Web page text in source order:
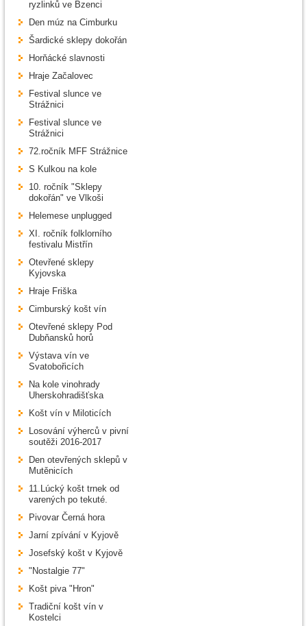
ryzlinků ve Bzenci
Den múz na Cimburku
Šardické sklepy dokořán
Horňácké slavnosti
Hraje Začalovec
Festival slunce ve
Strážnici
Festival slunce ve
Strážnici
72.ročník MFF Strážnice
S Kulkou na kole
10. ročník "Sklepy
dokořán" ve Vlkoši
Helemese unplugged
XI. ročník folklorního
festivalu Mistřín
Otevřené sklepy
Kyjovska
Hraje Friška
Cimburský košt vín
Otevřené sklepy Pod
Dubňansků horů
Výstava vín ve
Svatobořicích
Na kole vinohrady
Uherskohradišťska
Košt vín v Miloticích
Losování výherců v pivní
soutěži 2016-2017
Den otevřených sklepů v
Mutěnicích
11.Lúcký košt trnek od
varených po tekuté.
Pivovar Černá hora
Jarní zpívání v Kyjově
Josefský košt v Kyjově
"Nostalgie 77"
Košt piva "Hron"
Tradiční košt vín v
Kostelci